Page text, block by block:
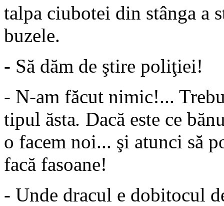
talpa ciubotei din stânga a
buzele.
- Să dăm de ştire poliţiei!
- N-am făcut nimic!...
tipul ăsta. Dacă este ce
o facem noi... şi atunci să
facă fasoane!
- Unde dracul e dobitocul